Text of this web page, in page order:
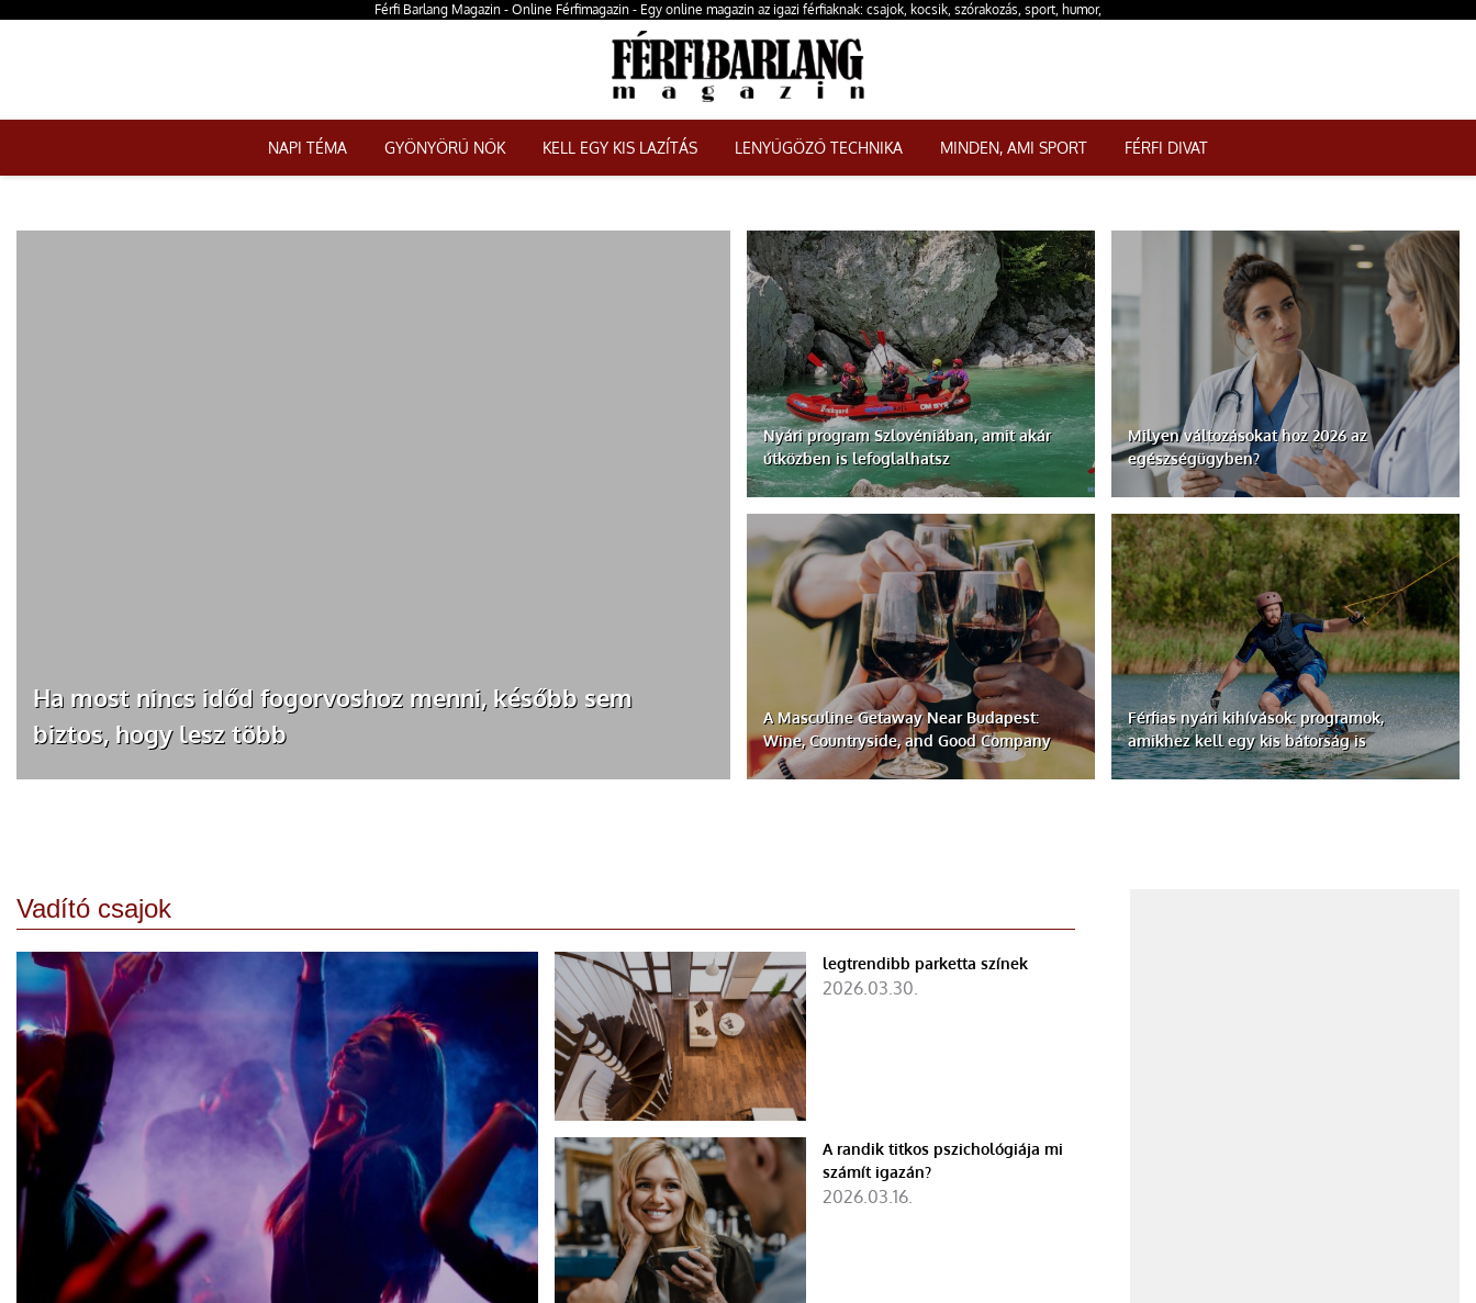
Férfi Barlang Magazin - Online Férfimagazin - Egy online magazin az igazi férfiaknak: csajok, kocsik, szórakozás, sport, humor,
NAPI TÉMA GYÖNYÖRŰ NŐK KELL EGY KIS LAZÍTÁS LENYŰGÖZŐ TECHNIKA MINDEN, AMI SPORT FÉRFI DIVAT
Ha most nincs időd fogorvoshoz menni, később sem
biztos, hogy lesz több
Nyári program Szlovéniában, amit akár
útközben is lefoglalhatsz
A Masculine Getaway Near Budapest:
Wine, Countryside, and Good Company
Férfias nyári kihívások: programok,
amikhez kell egy kis bátorság is
Milyen változásokat hoz 2026 az
egészségügyben?
Vadító csajok
legtrendibb parketta színek
2026.03.30.
A randik titkos pszichológiája mi
számít igazán?
2026.03.16.